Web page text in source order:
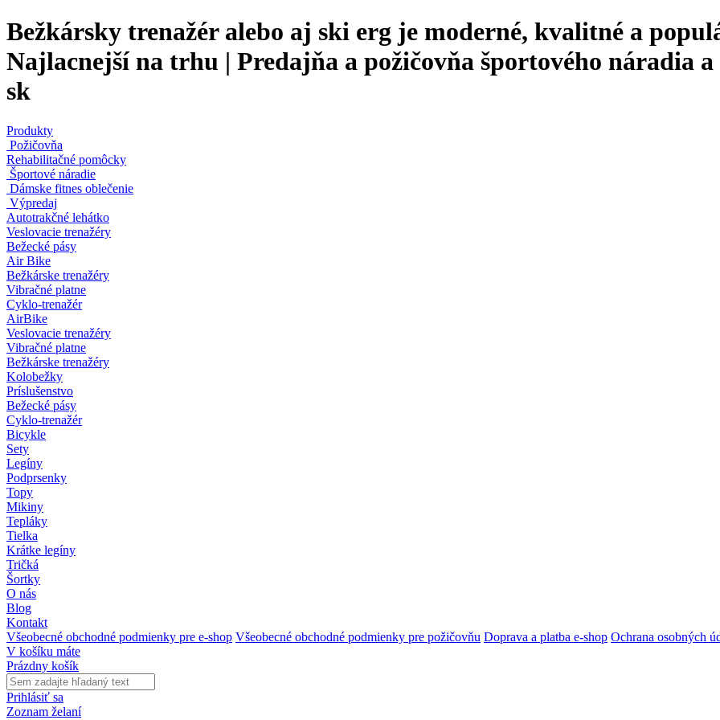
Bežkársky trenažér alebo aj ski erg je moderné, kvalitné a
Najlacnejší na trhu | Predajňa a požičovňa športového náradia
sk
Produkty
Požičovňa
Rehabilitačné pomôcky
Športové náradie
Dámske fitnes oblečenie
Výpredaj
Autotrakčné lehátko
Veslovacie trenažéry
Bežecké pásy
Air Bike
Bežkárske trenažéry
Vibračné platne
Cyklo-trenažér
AirBike
Veslovacie trenažéry
Vibračné platne
Bežkárske trenažéry
Kolobežky
Príslušenstvo
Bežecké pásy
Cyklo-trenažér
Bicykle
Sety
Legíny
Podprsenky
Topy
Mikiny
Tepláky
Tielka
Krátke legíny
Tričká
Šortky
O nás
Blog
Kontakt
Všeobecné obchodné podmienky pre e-shop Všeobecné obchodné podmienky pre požičovňu Doprava a platba e-shop Ochrana osobných
V košíku máte
Prázdny košík
Prihlásiť sa
Zoznam želaní